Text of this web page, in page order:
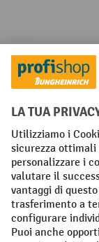
Iscriviti
buono
Titolo